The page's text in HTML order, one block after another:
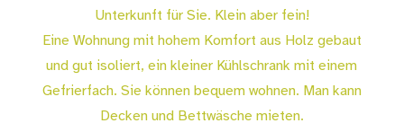
Unterkunft für Sie. Klein aber fein!
Eine Wohnung mit hohem Komfort aus Holz gebaut
und gut isoliert, ein kleiner Kühlschrank mit einem
Gefrierfach. Sie können bequem wohnen. Man kann
Decken und Bettwäsche mieten.